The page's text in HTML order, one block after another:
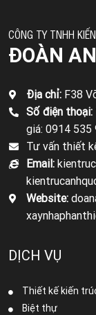
CÔNG TY TNHH
ĐOÀN
Địa chỉ: F38
Số điện thoại:
giá: 0914 535
Tư vấn thiết
Email:
Website:
DỊCH VỤ
Thiết kế kiến
Biệt thự